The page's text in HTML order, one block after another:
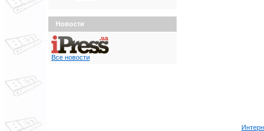
Новости
Все новости